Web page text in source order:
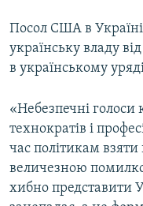
УКР
КТАТ
Посол США в
українську владу
в українському
«Небезпечні голоси
технократів і
час політикам
величезною
хибно представити